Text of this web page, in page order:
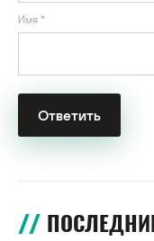
Имя *